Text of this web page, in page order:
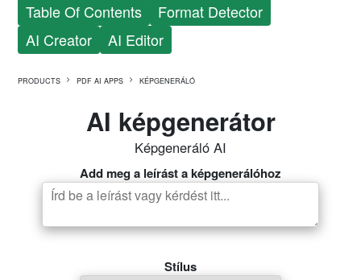
Table Of Contents
Format Detector
AI Creator
AI Editor
PRODUCTS PDF AI APPS KÉPGENERÁLÓ
AI képgenerátor
Képgeneráló AI
Add meg a leírást a képgenerálóhoz
Stílus